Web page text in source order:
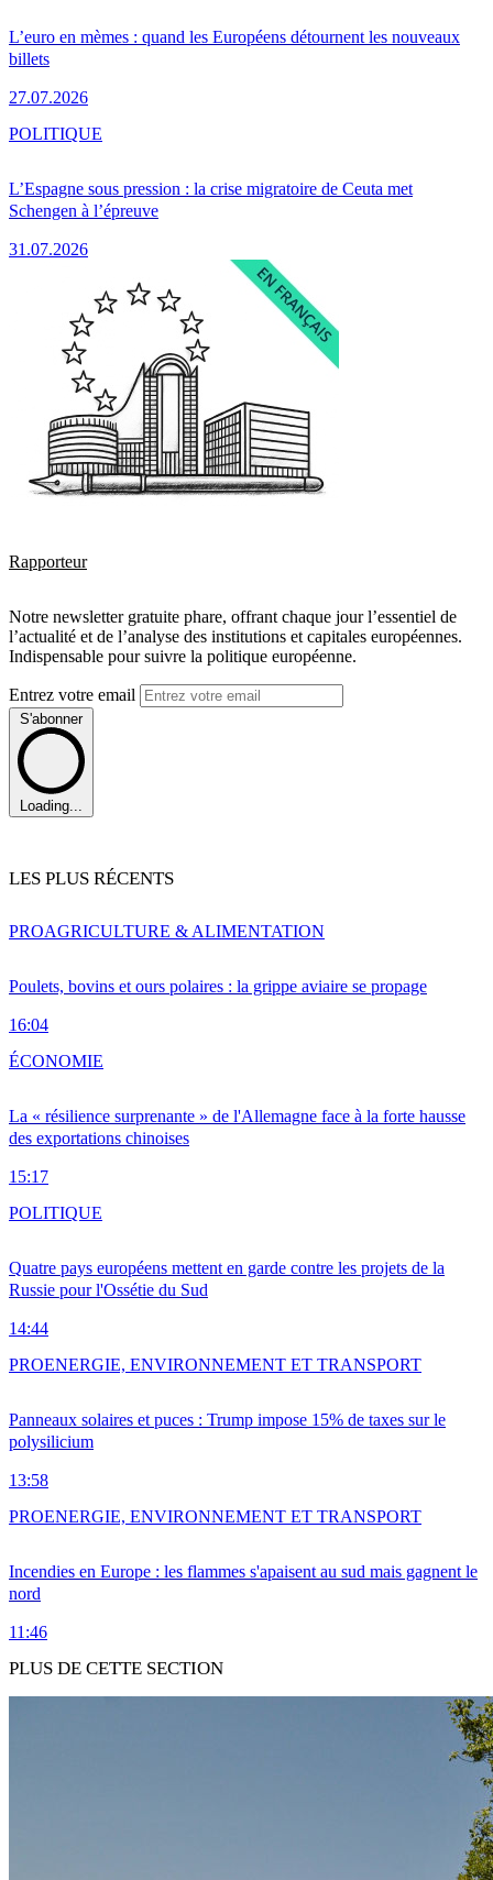
L’euro en mèmes : quand les Européens détournent les nouveaux
billets
27.07.2026
L’Espagne sous pression : la crise migratoire de Ceuta met
Schengen à l’épreuve
31.07.2026
POLITIQUE
Rapporteur
Notre newsletter gratuite phare, offrant chaque jour l’essentiel de
l’actualité et de l’analyse des institutions et capitales européennes.
Indispensable pour suivre la politique européenne.
Entrez votre email
S'abonner
Loading...
LES PLUS RÉCENTS
Poulets, bovins et ours polaires : la grippe aviaire se propage
16:04
PROAGRICULTURE & ALIMENTATION
La « résilience surprenante » de l'Allemagne face à la forte hausse
des exportations chinoises
15:17
ÉCONOMIE
Quatre pays européens mettent en garde contre les projets de la
Russie pour l'Ossétie du Sud
14:44
POLITIQUE
Panneaux solaires et puces : Trump impose 15% de taxes sur le
polysilicium
13:58
PROENERGIE, ENVIRONNEMENT ET TRANSPORT
Incendies en Europe : les flammes s'apaisent au sud mais gagnent le
nord
11:46
PROENERGIE, ENVIRONNEMENT ET TRANSPORT
PLUS DE CETTE SECTION